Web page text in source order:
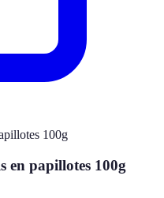
en papillotes 100g